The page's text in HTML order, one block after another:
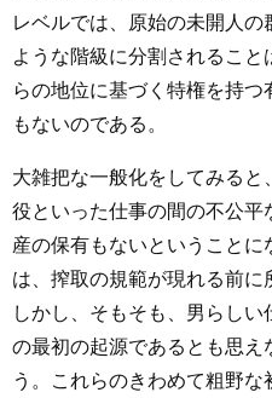
レベルでは、原始の未開人
ような階級に分割されるこ
らの地位に基づく特権を持
もないのである。
大雑把な一般化をしてみる
役といった仕事の間の不公
産の保有もないということ
は、搾取の規範が現れる前に
しかし、そもそも、男らし
の最初の起源であるとも思え
う。これらのきわめて粗野